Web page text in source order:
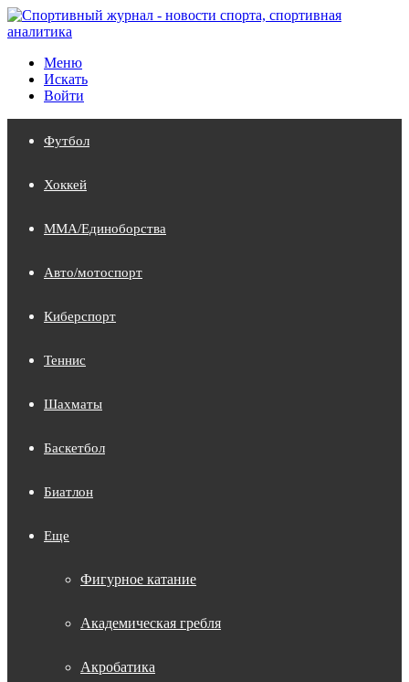
Меню
Искать
Войти
Футбол
Хоккей
MMA/Единоборства
Авто/мотоспорт
Киберспорт
Теннис
Шахматы
Баскетбол
Биатлон
Еще
Фигурное катание
Академическая гребля
Акробатика